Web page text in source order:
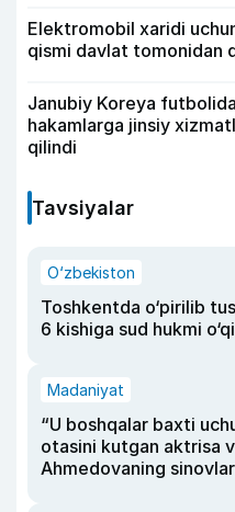
Elektromobil xaridi
qismi davlat tomonidan
Janubiy Koreya
hakamlarga jinsiy
qilindi
Tavsiyalar
O‘zbekiston
Toshkentda o‘pirilib
6 kishiga sud hukmi
Madaniyat
“U boshqalar baxti
otasini kutgan aktrisa
Ahmedovaning